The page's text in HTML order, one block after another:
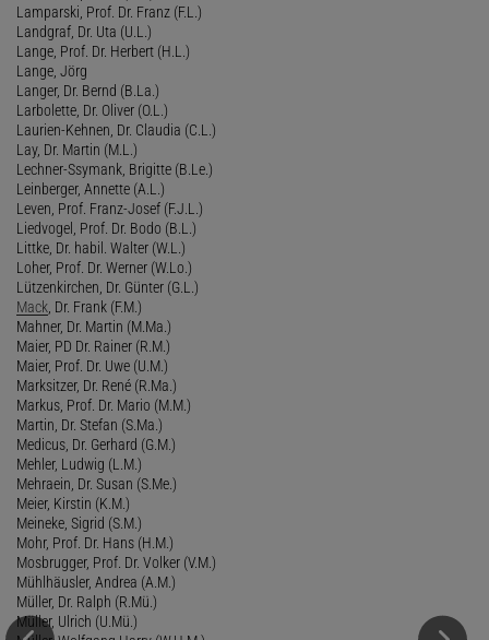
Lamparski, Prof. Dr. Franz (F.L.)
Landgraf, Dr. Uta (U.L.)
Lange, Prof. Dr. Herbert (H.L.)
Lange, Jörg
Langer, Dr. Bernd (B.La.)
Larbolette, Dr. Oliver (O.L.)
Laurien-Kehnen, Dr. Claudia (C.L.)
Lay, Dr. Martin (M.L.)
Lechner-Ssymank, Brigitte (B.Le.)
Leinberger, Annette (A.L.)
Leven, Prof. Franz-Josef (F.J.L.)
Liedvogel, Prof. Dr. Bodo (B.L.)
Littke, Dr. habil. Walter (W.L.)
Loher, Prof. Dr. Werner (W.Lo.)
Lützenkirchen, Dr. Günter (G.L.)
Mack , Dr. Frank (F.M.)
Mahner, Dr. Martin (M.Ma.)
Maier, PD Dr. Rainer (R.M.)
Maier, Prof. Dr. Uwe (U.M.)
Marksitzer, Dr. René (R.Ma.)
Markus, Prof. Dr. Mario (M.M.)
Martin, Dr. Stefan (S.Ma.)
Medicus, Dr. Gerhard (G.M.)
Mehler, Ludwig (L.M.)
Mehraein, Dr. Susan (S.Me.)
Meier, Kirstin (K.M.)
Meineke, Sigrid (S.M.)
Mohr, Prof. Dr. Hans (H.M.)
Mosbrugger, Prof. Dr. Volker (V.M.)
Mühlhäusler, Andrea (A.M.)
Müller, Dr. Ralph (R.Mü.)
Müller, Ulrich (U.Mü.)